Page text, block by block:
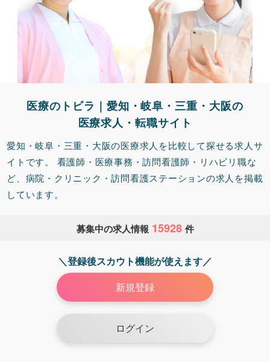
医療のトビラ｜愛知・岐阜・三重・大阪の
医療求人・転職サイト
愛知・岐阜・三重・大阪の医療求人を比較して探せる求人サ
イトです。
看護師・医療事務・訪問看護師・リハビリ職な
ど、病院・クリニック・訪問看護ステーションの求人を掲載
しています。
募集中の求人情報 15928 件
ログイン
＼登録後スカウト機能が使えます／
新規登録